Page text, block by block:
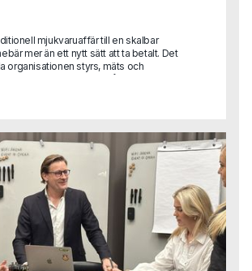
mjukvaruaffär till en skalbar
mer än ett nytt sätt att ta betalt. Det
organisationen styrs, mäts och
innebär det ett skifte från klassisk
bli en central affärspartner i tillväxtresan
det tydligt att finansfunktionen kan spela
i just den typen av transformation. I
sina erfarenheter från arbetet med att
bygga en mer datadriven organisation
rollen i ett växande SaaS-bolag.